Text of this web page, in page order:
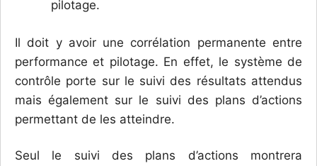
pilotage.
Il doit y avoir une corrélation permanente entre
performance et pilotage. En effet, le système de
contrôle porte sur le suivi des résultats attendus
mais également sur le suivi des plans d’actions
permettant de les atteindre.
Seul le suivi des plans d’actions montrera